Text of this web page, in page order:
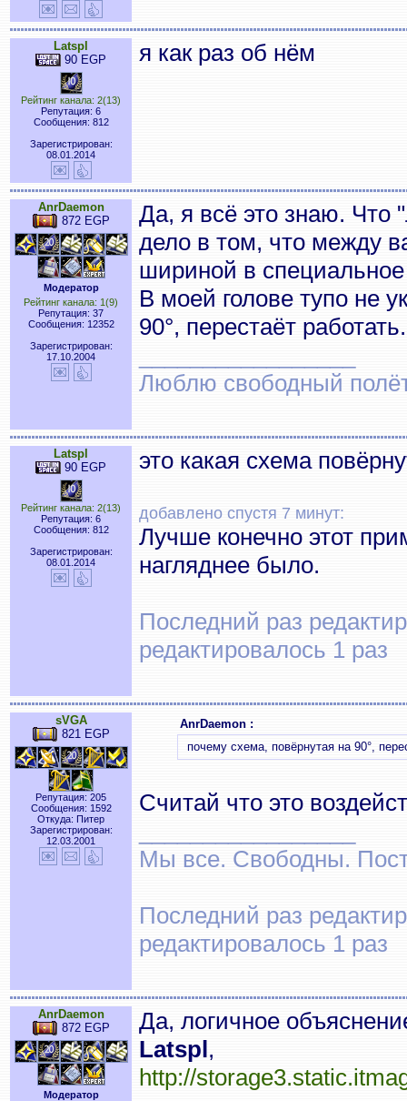
Latspl
90 EGP
Рейтинг канала: 2(13)
Репутация: 6
Сообщения: 812
Зарегистрирован:
08.01.2014
я как раз об нём
AnrDaemon
872 EGP
Модератор
Рейтинг канала: 1(9)
Репутация: 37
Сообщения: 12352
Зарегистрирован:
17.10.2004
Да, я всё это знаю. Что
дело в том, что между
шириной в
В моей голове тупо не
90°, перестаёт работать.
Люблю свободный
Latspl
90 EGP
Рейтинг канала: 2(13)
Репутация: 6
Сообщения: 812
Зарегистрирован:
08.01.2014
это какая схема
добавлено спустя 7 минут:
Лучше конечно этот
нагляднее было.
Последний раз
редактировалось 1 раз
sVGA
821 EGP
Репутация: 205
Сообщения: 1592
Откуда: Питер
Зарегистрирован:
12.03.2001
AnrDaemon :
почему схема, повёрнутая на 90°,
Считай что это
Мы все. Свободны.
Последний раз
редактировалось 1 раз
AnrDaemon
872 EGP
Модератор
Да, логичное
Latspl,
http://